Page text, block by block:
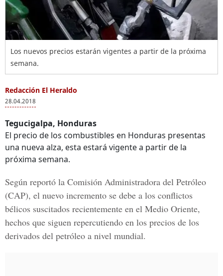
Los nuevos precios estarán vigentes a partir de la próxima
semana.
Redacción El Heraldo
28.04.2018
Tegucigalpa, Honduras
El precio de los combustibles en Honduras presentas
una nueva alza, esta estará vigente a partir de la
próxima semana.
Según reportó la Comisión Administradora del Petróleo
(CAP), el nuevo incremento se debe a los conflictos
bélicos suscitados recientemente en el Medio Oriente,
hechos que siguen repercutiendo en los precios de los
derivados del petróleo a nivel mundial.